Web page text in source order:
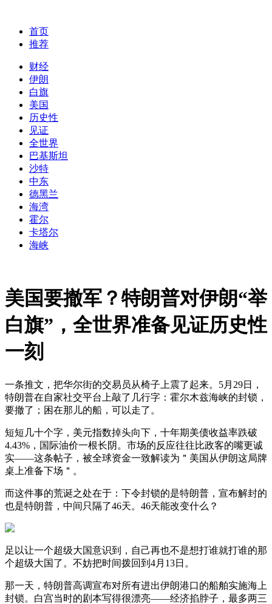
首页
推荐
财经
伊朗
白旗
美国
历史性
见证
全世界
巴基斯坦
沙特
中东
德黑兰
海湾
霍尔
卡塔尔
海峡
美国要撤军？特朗普对伊朗“举
白旗”，全世界准备见证历史性
一刻
一条推文，把华尔街的交易员从椅子上震了起来。5月29日，
特朗普在自家社交平台上敲了几行字：霍尔木兹海峡的封锁，
要撤了；困在那儿的船，可以走了。
短短几十个字，美元指数掉头向下，十年期美债收益率跌破
4.43%，国际油价一根长阴。市场的反应往往比政客的嘴更诚
实——这条帖子，被全球资金一致解读为＂美国从伊朗这局牌
桌上准备下场＂。
而这件事的荒诞之处在于：下令封锁的是特朗普，宣布解封的
也是特朗普，中间只隔了46天。46天能改变什么？
足以让一个超级大国意识到，自己再也不是想打谁就打谁的那
个超级大国了。不妨把时间拨回到4月13日。
那一天，特朗普高调宣布对所有进出伊朗港口的船舶实施海上
封锁。白宫当时的剧本写得很漂亮——经济掐脖子，最多两三